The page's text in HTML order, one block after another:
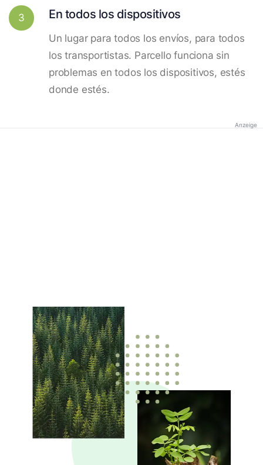
3 En todos los dispositivos
Un lugar para todos los envíos, para todos
los transportistas. Parcello funciona sin
problemas en todos los dispositivos, estés
donde estés.
Anzeige